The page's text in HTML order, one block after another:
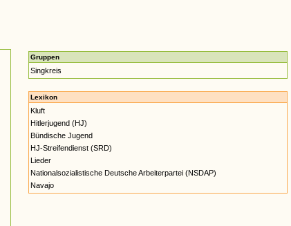
Gruppen
Singkreis
Lexikon
Kluft
Hitlerjugend (HJ)
Bündische Jugend
HJ-Streifendienst (SRD)
Lieder
Nationalsozialistische Deutsche Arbeiterpartei (NSDAP)
Navajo